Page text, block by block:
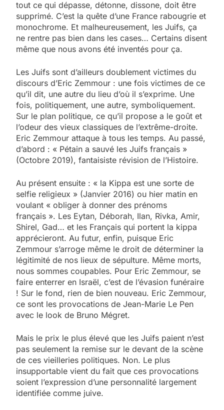
tout ce qui dépasse, détonne, dissone, doit être
supprimé. C’est la quête d’une France rabougrie et
monochrome. Et malheureusement, les Juifs, ça
ne rentre pas bien dans les cases… Certains disent
même que nous avons été inventés pour ça.
Les Juifs sont d’ailleurs doublement victimes du
discours d’Eric Zemmour : une fois victimes de ce
qu’il dit, une autre du lieu d’où il s’exprime. Une
fois, politiquement, une autre, symboliquement.
Sur le plan politique, ce qu’il propose a le goût et
l’odeur des vieux classiques de l’extrême-droite.
Eric Zemmour attaque à tous les temps. Au passé,
d’abord : « Pétain a sauvé les Juifs français »
(Octobre 2019), fantaisiste révision de l’Histoire.
Au présent ensuite : « la Kippa est une sorte de
selfie religieux » (Janvier 2016) ou hier matin en
voulant « obliger à donner des prénoms
français ». Les Eytan, Déborah, Ilan, Rivka, Amir,
Shirel, Gad… et les Français qui portent la kippa
apprécieront. Au futur, enfin, puisque Eric
Zemmour s’arroge même le droit de déterminer la
légitimité de nos lieux de sépulture. Même morts,
nous sommes coupables. Pour Eric Zemmour, se
faire enterrer en Israël, c’est de l’évasion funéraire
! Sur le fond, rien de bien nouveau. Eric Zemmour,
ce sont les provocations de Jean-Marie Le Pen
avec le look de Bruno Mégret.
Mais le prix le plus élevé que les Juifs paient n’est
pas seulement la remise sur le devant de la scène
de ces vieilleries politiques. Non. Le plus
insupportable vient du fait que ces provocations
soient l’expression d’une personnalité largement
identifiée comme juive.